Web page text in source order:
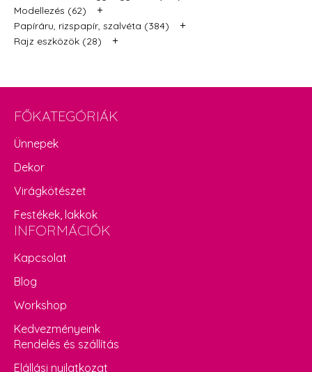
Modellezés (62) +
Papíráru, rizspapír, szalvéta (384) +
Rajz eszközök (28) +
FŐKATEGÓRIÁK
Ünnepek
Dekor
Virágkötészet
Festékek, lakkok
INFORMÁCIÓK
Kapcsolat
Blog
Workshop
Kedvezményeink
Rendelés és szállítás
Elállási nyilatkozat